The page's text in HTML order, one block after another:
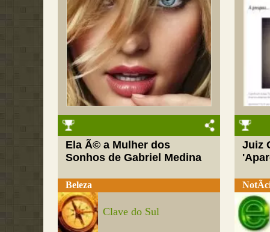
Ela Ã© a Mulher dos
Sonhos de Gabriel Medina
Beleza
Clave do Sul
Juiz